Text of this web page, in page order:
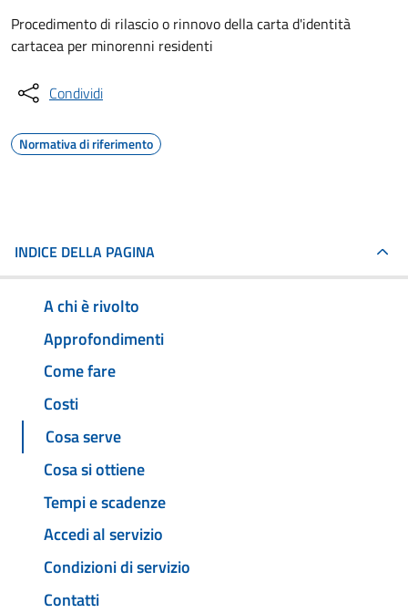
Procedimento di rilascio o rinnovo della carta d'identità
cartacea per minorenni residenti
Condividi
Normativa di riferimento
INDICE DELLA PAGINA
A chi è rivolto
Approfondimenti
Come fare
Costi
Cosa serve
Cosa si ottiene
Tempi e scadenze
Accedi al servizio
Condizioni di servizio
Contatti